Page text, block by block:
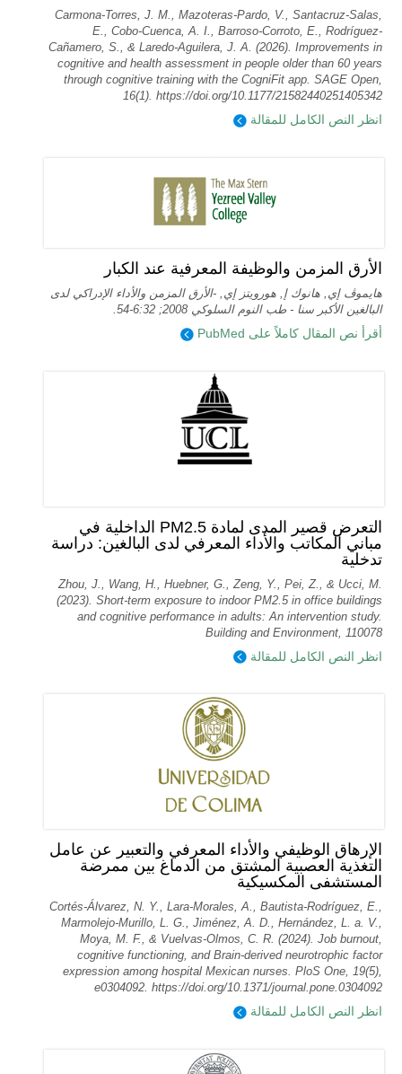
Carmona-Torres, J. M., Mazoteras-Pardo, V., Santacruz-Salas,
E., Cobo-Cuenca, A. I., Barroso-Corroto, E., Rodríguez-
Cañamero, S., & Laredo-Aguilera, J. A. (2026). Improvements in
cognitive and health assessment in people older than 60 years
through cognitive training with the CogniFit app. SAGE Open,
16(1). https://doi.org/10.1177/21582440251405342
انظر النص الكامل للمقالة
الأرق المزمن والوظيفة المعرفية عند الكبار
هايموڤ إي, هانوك إ, هورويتز إي, -الأرق المزمن والأداء الإدراكي لدى
البالغين الأكبر سنا - طب النوم السلوكي 2008; 6:32-54.
أقرأ نص المقال كاملاً على PubMed
التعرض قصير المدى لمادة PM2.5 الداخلية في
مباني المكاتب والأداء المعرفي لدى البالغين: دراسة
تدخلية
Zhou, J., Wang, H., Huebner, G., Zeng, Y., Pei, Z., & Ucci, M.
(2023). Short-term exposure to indoor PM2.5 in office buildings
and cognitive performance in adults: An intervention study.
Building and Environment, 110078
انظر النص الكامل للمقالة
الإرهاق الوظيفي والأداء المعرفي والتعبير عن عامل
التغذية العصبية المشتق من الدماغ بين ممرضة
المستشفى المكسيكية
Cortés-Álvarez, N. Y., Lara-Morales, A., Bautista-Rodríguez, E.,
Marmolejo-Murillo, L. G., Jiménez, A. D., Hernández, L. a. V.,
Moya, M. F., & Vuelvas-Olmos, C. R. (2024). Job burnout,
cognitive functioning, and Brain-derived neurotrophic factor
expression among hospital Mexican nurses. PloS One, 19(5),
e0304092. https://doi.org/10.1371/journal.pone.0304092
انظر النص الكامل للمقالة